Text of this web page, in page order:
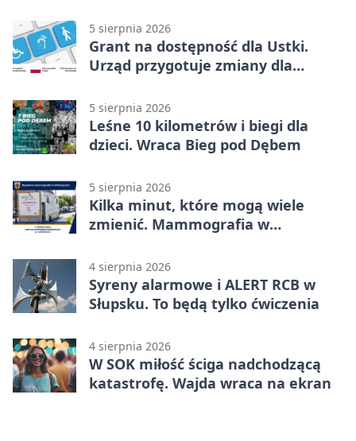
5 sierpnia 2026
Grant na dostępność dla Ustki.
Urząd przygotuje zmiany dla
5 sierpnia 2026
Leśne 10 kilometrów i biegi dla
dzieci. Wraca Bieg pod Dębem
5 sierpnia 2026
Kilka minut, które mogą wiele
zmienić. Mammografia w
4 sierpnia 2026
Syreny alarmowe i ALERT RCB w
Słupsku. To będą tylko ćwiczenia
4 sierpnia 2026
W SOK miłość ściga nadchodzącą
katastrofę. Wajda wraca na ekran